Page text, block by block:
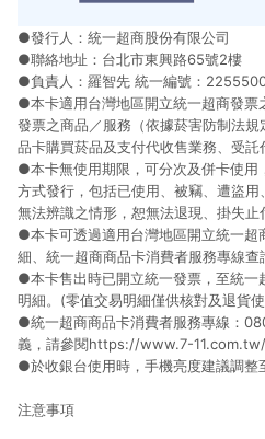
●發行人：統一超商股份有限公司
●聯絡地址：台北市東興路65號2樓
●負責人：羅智先 統一編號：
●本卡適用台灣地區開立統一超商發票
發票之商品／服務（依據菸害防制法
品卡購買菸品及支付代收售業務、受託
●本卡無使用期限，可分次及併卡使用
方式發行，包括已使用、被竊、遭盜
無法辨識之情形，恕無法退現、掛失止
●本卡可透過適用台灣地區開立統一超
細、統一超商商品卡消費者服務專線查
●本卡售出時已開立統一發票，至統一
明細。(零值交易明細僅供核對及退貨
●統一超商商品卡消費者服務專線：
義，請參閱https://www.7-
●於收銀台使用時，手機亮度建議調整
注意事項